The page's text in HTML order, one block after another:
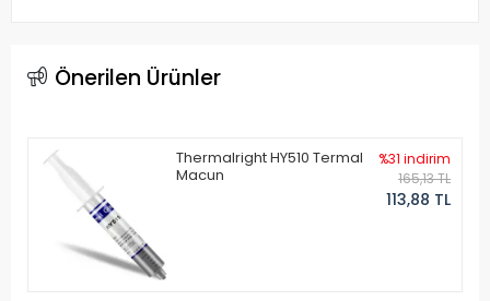
Önerilen Ürünler
Thermalright HY510 Termal
Macun
%31 indirim
165,13 TL
113,88 TL